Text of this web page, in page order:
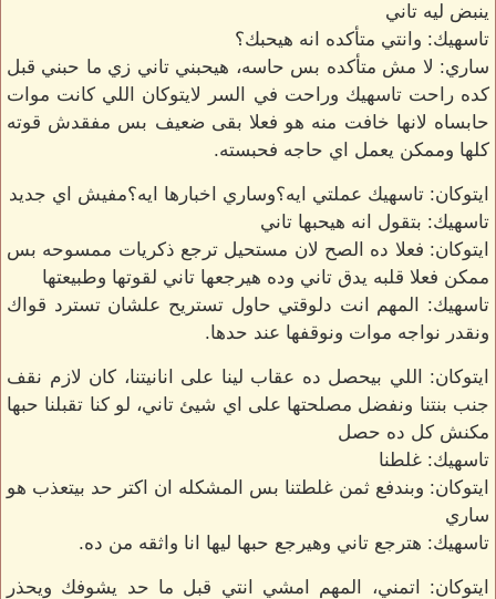
ينبض ليه تاني
تاسهيك: وانتي متأكده انه هيحبك؟
ساري: لا مش متأكده بس حاسه، هيحبني تاني زي ما حبني قبل
كده راحت تاسهيك وراحت في السر لايتوكان اللي كانت موات
حابساه لانها خافت منه هو فعلا بقى ضعيف بس مفقدش قوته
كلها وممكن يعمل اي حاجه فحبسته.
ايتوكان: تاسهيك عملتي ايه؟وساري اخبارها ايه؟مفيش اي جديد
تاسهيك: بتقول انه هيحبها تاني
ايتوكان: فعلا ده الصح لان مستحيل ترجع ذكريات ممسوحه بس
ممكن فعلا قلبه يدق تاني وده هيرجعها تاني لقوتها وطبيعتها
تاسهيك: المهم انت دلوقتي حاول تستريح علشان تسترد قواك
ونقدر نواجه موات ونوقفها عند حدها.
ايتوكان: اللي بيحصل ده عقاب لينا على انانيتنا، كان لازم نقف
جنب بنتنا ونفضل مصلحتها على اي شيئ تاني، لو كنا تقبلنا حبها
مكنش كل ده حصل
تاسهيك: غلطنا
ايتوكان: وبندفع ثمن غلطتنا بس المشكله ان اكتر حد بيتعذب هو
ساري
تاسهيك: هترجع تاني وهيرجع حبها ليها انا واثقه من ده.
ايتوكان: اتمني، المهم امشي انتي قبل ما حد يشوفك ويحذر